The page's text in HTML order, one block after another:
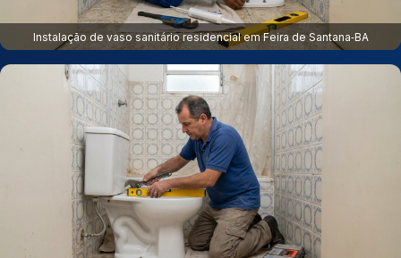
Instalação de vaso sanitário residencial em Feira de Santana‑BA